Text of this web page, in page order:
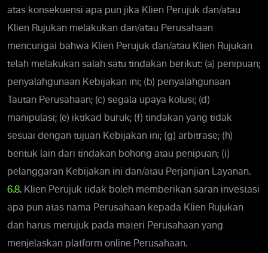
atas konsekuensi apa pun jika Klien Perujuk dan/atau
Klien Rujukan melakukan dan/atau Perusahaan
mencurigai bahwa Klien Perujuk dan/atau Klien Rujukan
telah melakukan salah satu tindakan berikut: (a) penipuan;
penyalahgunaan Kebijakan ini; (b) penyalahgunaan
Tautan Perusahaan; (c) segala upaya kolusi; (d)
manipulasi; (e) iktikad buruk; (f) tindakan yang tidak
sesuai dengan tujuan Kebijakan ini; (g) arbitrase; (h)
bentuk lain dari tindakan bohong atau penipuan; (i)
pelanggaran Kebijakan ini dan/atau Perjanjian Layanan.
6.8. Klien Perujuk tidak boleh memberikan saran investasi
apa pun atas nama Perusahaan kepada Klien Rujukan
dan harus merujuk pada materi Perusahaan yang
menjelaskan platform online Perusahaan.